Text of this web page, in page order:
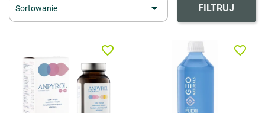
Sortowanie  FILTRUJ
favorite_border favorite_border